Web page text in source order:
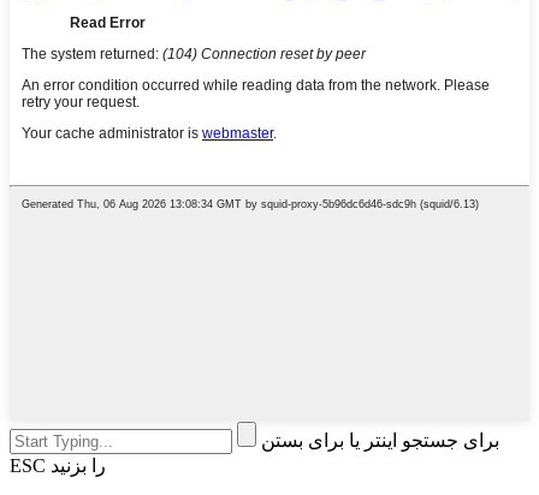
برای جستجو اینتر یا برای بستن
ESC را بزنید